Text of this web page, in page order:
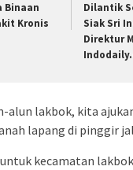
Binaan
Kronis
Dilantik
Siak Sri
Direktur
alun lakbok, kita
lapang di pinggir
kecamatan